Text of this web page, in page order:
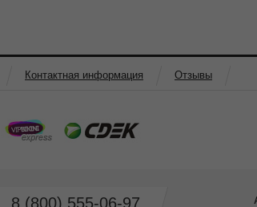
Контактная информация Отзывы
8 (800) 555-06-97